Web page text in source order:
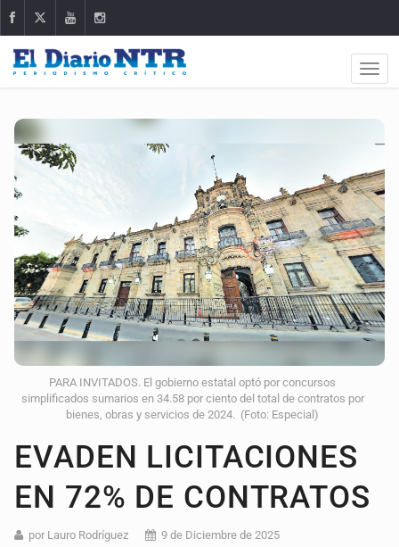
PARA INVITADOS. El gobierno estatal optó por concursos
simplificados sumarios en 34.58 por ciento del total de contratos por
bienes, obras y servicios de 2024. (Foto: Especial)
EVADEN LICITACIONES
EN 72% DE CONTRATOS
por Lauro Rodríguez 9 de Diciembre de 2025